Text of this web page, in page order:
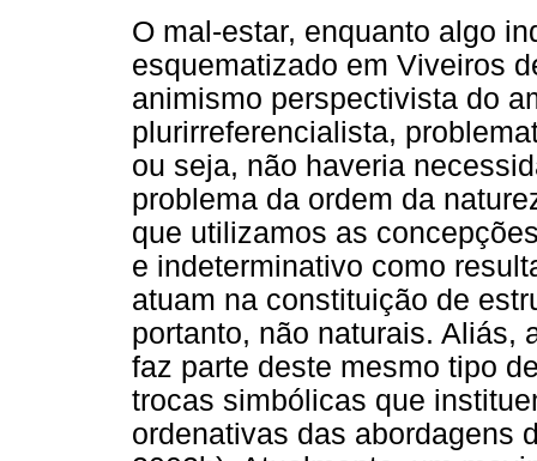
O mal-estar, enquanto algo
esquematizado em Viveiros
animismo perspectivista do
plurirreferencialista,
ou seja, não haveria
problema da ordem da
que utilizamos as
e indeterminativo como
atuam na constituição de
portanto, não naturais. Aliás,
faz parte deste mesmo tipo
trocas simbólicas que
ordenativas das abordagens